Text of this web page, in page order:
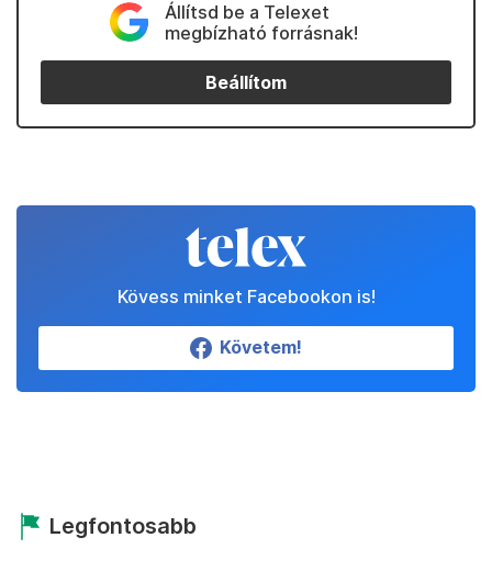
Állítsd be a Telexet
megbízható forrásnak!
Beállítom
Kövess minket Facebookon is!
Követem!
Legfontosabb